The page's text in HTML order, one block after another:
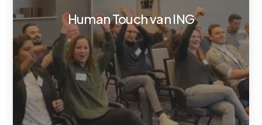
Human Touch van ING